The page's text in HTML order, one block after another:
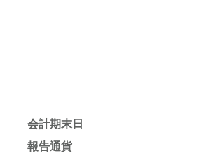
会計期末日
報告通貨